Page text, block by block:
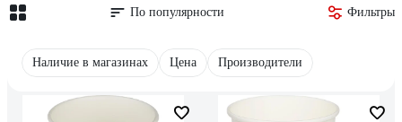
По популярности Фильтры
Наличие в магазинах Цена Производители